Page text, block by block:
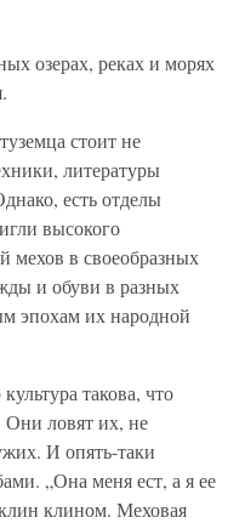
озерах, реках и морях
стоит не
литературы
есть отделы
высокого
мехов в своеобразных
и обуви в разных
эпохам их народной
такова, что
ловят их, не
И опять-таки
„Она меня ест, а я ее
клином. Меховая